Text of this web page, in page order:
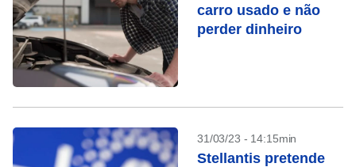
carro usado e não
perder dinheiro
31/03/23 - 14:15min
Stellantis pretende